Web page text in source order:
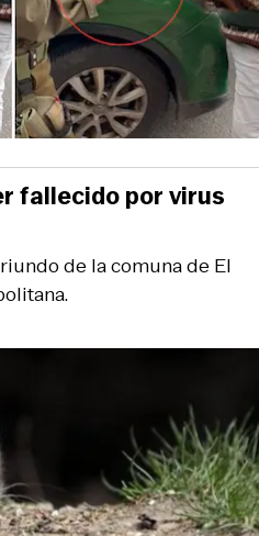
de la comuna de El
fallecido por virus